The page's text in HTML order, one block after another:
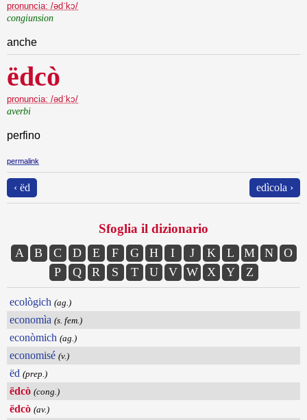
pronuncia: /ədˈkɔ/
congiunsion
anche
ëdcò
pronuncia: /ədˈkɔ/
averbi
perfino
permalink
‹ ëd edìcola ›
Sfoglia il dizionario
A B C D E F G H I J K L M N
O
P
Q R S T U V W X Y Z
ecològich (ag.)
economìa (s. fem.)
econòmich (ag.)
economisé (v.)
ëd (prep.)
ëdcò (cong.)
ëdcò (av.)